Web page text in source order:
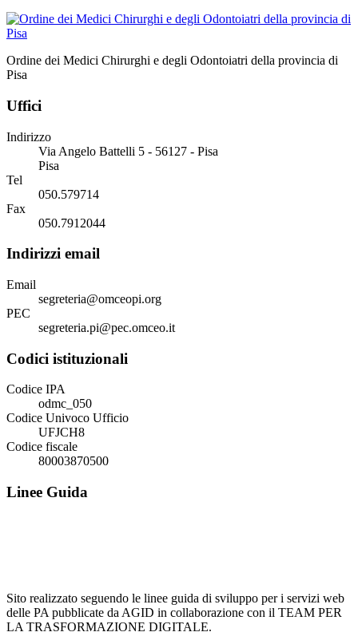
Ordine dei Medici Chirurghi e degli Odontoiatri della provincia di
Pisa
Uffici
Indirizzo
Via Angelo Battelli 5 - 56127 - Pisa
Pisa
Tel
050.579714
Fax
050.7912044
Indirizzi email
Email
segreteria@omceopi.org
PEC
segreteria.pi@pec.omceo.it
Codici istituzionali
Codice IPA
odmc_050
Codice Univoco Ufficio
UFJCH8
Codice fiscale
80003870500
Linee Guida
Sito realizzato seguendo le linee guida di sviluppo per i servizi web
delle PA pubblicate da AGID in collaborazione con il TEAM PER
LA TRASFORMAZIONE DIGITALE.